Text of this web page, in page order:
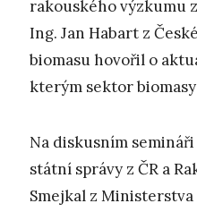
rakouského výzkumu
Ing. Jan Habart z
biomasu hovořil o
kterým sektor
Na diskusním
státní správy z ČR a
Smejkal z